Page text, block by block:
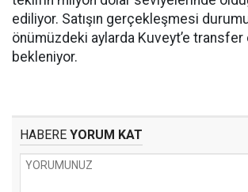
ediliyor. Satışın gerçekleşmesi
önümüzdeki aylarda Kuveyt’e
bekleniyor.
HABERE YORUM KAT